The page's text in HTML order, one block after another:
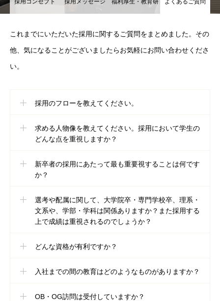
採用コンセプト 採用メッセージ 福利厚生・教育研 よくあるご質問
これまでにいただいた採用に関するご質問をまとめました。その
他、気になることがございましたらお気軽にお問い合わせくださ
い。
採用のフローを教えてください。
求める人物像を教えてください。採用において学生の
どんな点を重視しますか？
新卒者の採用にあたって最も重要視することは何です
か？
選考や配属に関して、大学院卒・専門学校卒、理系・
文系や、学部・学科は関係ありますか？また採用する
上で成績は重視されるのでしょうか？
どんな資格が有利ですか？
入社までの間の教育はどのようなものがありますか？
OB・OG訪問は受付していますか？